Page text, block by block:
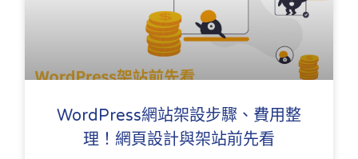
WordPress網站架設步驟、費用整
理！網頁設計與架站前先看